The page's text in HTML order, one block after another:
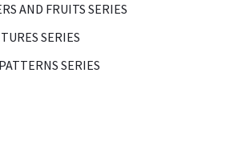
AND FRUITS SERIES
SERIES
SERIES